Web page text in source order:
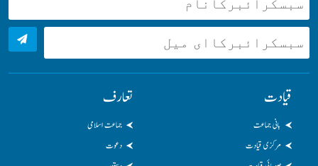
قیادت
بانی جماعت
مرکزی قیادت
تعارف
جماعت اسلامی
دعوت